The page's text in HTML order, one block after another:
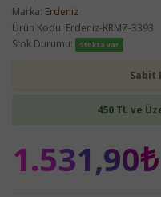
Marka: Erdeniz
Ürün Kodu: Erdeniz-KRMZ-3393
Stok Durumu:
Stokta var
Sabit
450 TL ve
1.531,90₺